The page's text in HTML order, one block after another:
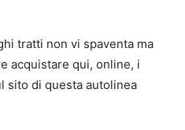
tratti non vi spaventa ma
acquistare qui, online, i
sito di questa autolinea